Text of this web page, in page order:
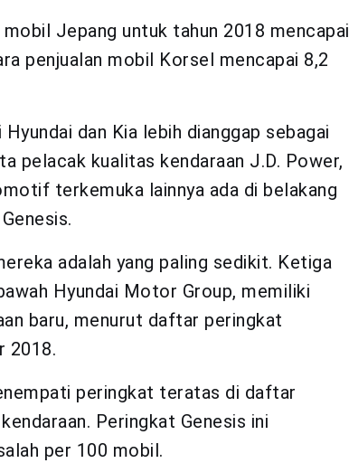
Jepang untuk tahun 2018 mencapai
penjualan mobil Korsel mencapai 8,2
dan Kia lebih dianggap sebagai
pelacak kualitas kendaraan J.D. Power,
terkemuka lainnya ada di belakang
adalah yang paling sedikit. Ketiga
Hyundai Motor Group, memiliki
baru, menurut daftar peringkat
2018.
peringkat teratas di daftar
Peringkat Genesis ini
per 100 mobil.